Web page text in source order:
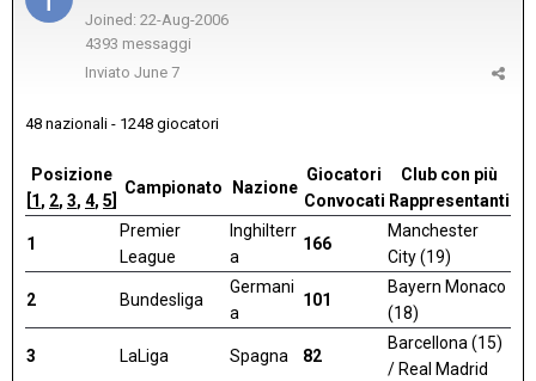
Joined: 22-Aug-2006
4393 messaggi
Inviato June 7
48 nazionali - 1248 giocatori
Posizione
1, 2, 3, 4, 5
Campionato Nazione
Giocatori
Convocati
Club con più
Rappresentanti
1
Premier
League
Inghilterr
a
166
Manchester
City (19)
2 Bundesliga
Germani
a
101
Bayern Monaco
(18)
3 LaLiga Spagna 82
Barcellona (15)
/ Real Madrid